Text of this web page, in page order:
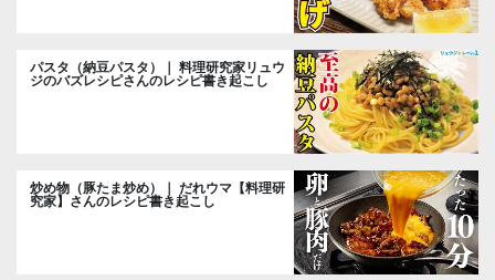
パスタ（納豆パスタ）｜ 料理研究家リュウ
ジのバズレシピさんのレシピ書き起こし
炒め物（豚たま炒め）｜ だれウマ【料理研
究家】さんのレシピ書き起こし